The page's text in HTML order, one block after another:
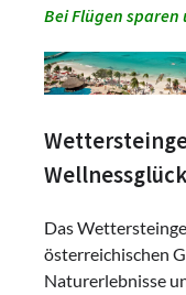
Bei Flügen sparen
Wellnessglück
Das
österreichischen
Naturerlebnisse